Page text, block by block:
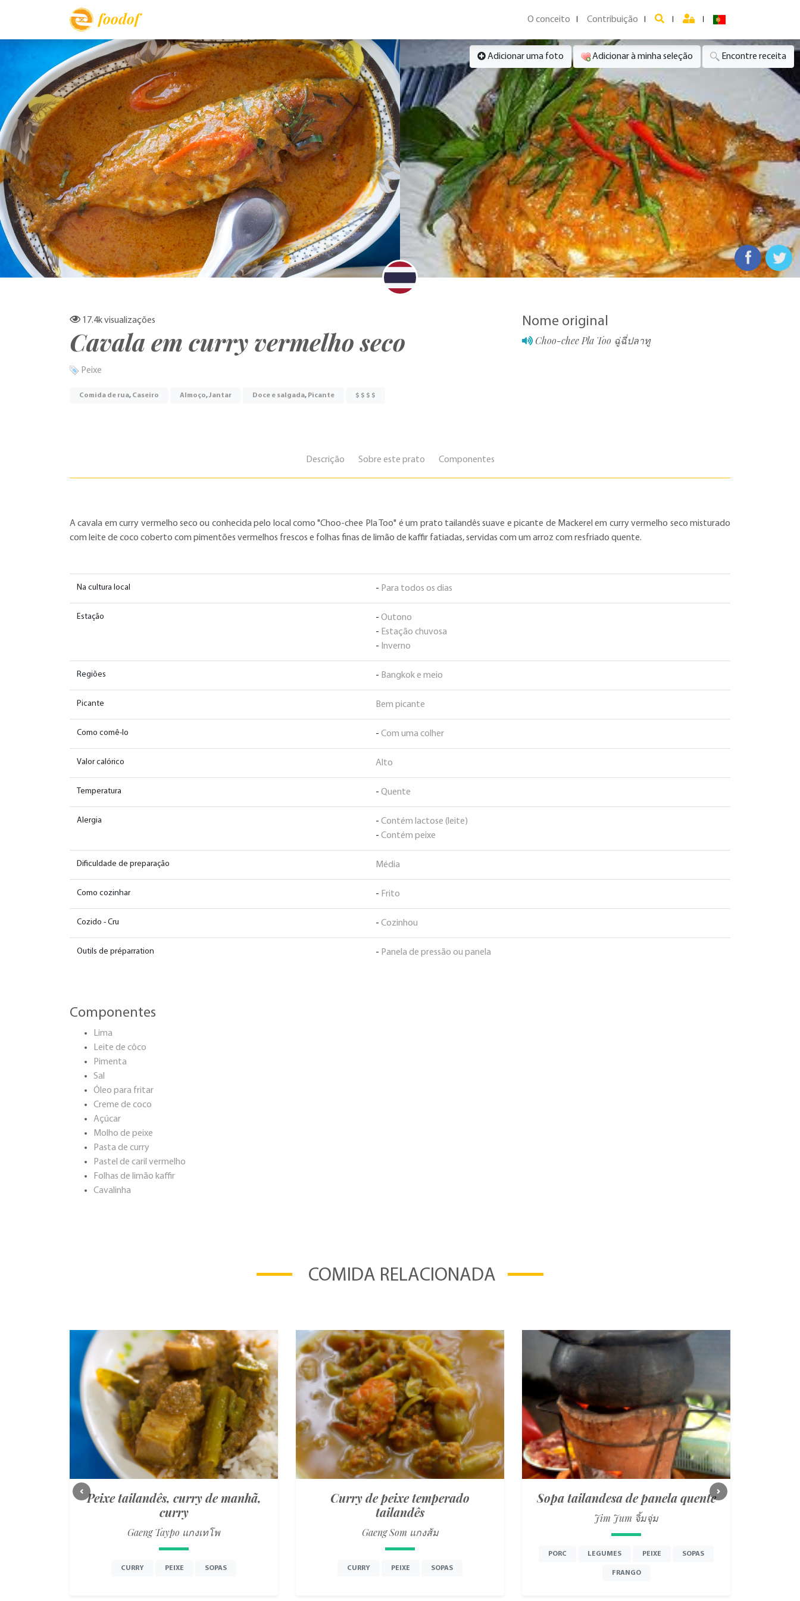
foodof O conceito Contribuição
Adicionar uma foto Adicionar à minha seleção Encontre receita
17.4kvisualizações
Cavala em curry vermelho seco
Peixe
Comida de rua, Caseiro Almoço,Jantar Doce e salgada, Picante $ $ $ $
Nome original
Choo-chee Pla Too ฉู่ฉี่ปลาทู
Descrição Sobre este prato Componentes
A cavala em curry vermelho seco ou conhecida pelo local como "Choo-chee Pla Too" é um prato tailandês suave e picante de Mackerel em curry vermelho seco misturado
com leite de coco coberto com pimentões vermelhos frescos e folhas finas de limão de kaffir fatiadas, servidas com um arroz com resfriado quente.
Na cultura local - Para todos os dias
Estação - Outono
- Estação chuvosa
- Inverno
Regiões - Bangkok e meio
Picante Bem picante
Como comê-lo - Com uma colher
Valor calórico Alto
Temperatura - Quente
Alergia - Contém lactose (leite)
- Contém peixe
Dificuldade de preparação Média
Como cozinhar - Frito
Cozido - Cru - Cozinhou
Outils de préparration - Panela de pressão ou panela
Componentes
Lima
Leite de côco
Pimenta
Sal
Óleo para fritar
Creme de coco
Açúcar
Molho de peixe
Pasta de curry
Pastel de caril vermelho
Folhas de limão kaffir
Cavalinha
COMIDA RELACIONADA
Peixe tailandês, curry de manhã,
curry
Gaeng Taypo แกงเทโพ
CURRY PEIXE SOPAS
Curry de peixe temperado
tailandês
Gaeng Som แกงส้ม
CURRY PEIXE SOPAS
Sopa tailandesa de panela quente
Jim Jum จิ้มจุ่ม
PORC LEGUMES PEIXE SOPAS
FRANGO
Previous Next